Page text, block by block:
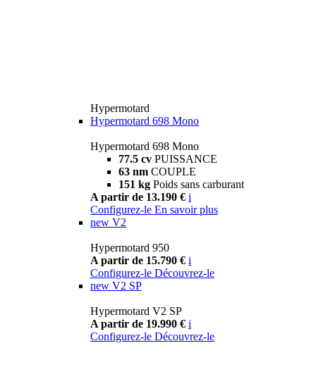
Hypermotard
Hypermotard 698 Mono
Hypermotard 698 Mono
77.5 cv PUISSANCE
63 nm COUPLE
151 kg Poids sans carburant
A partir de 13.190 € i
Configurez-le En savoir plus
new V2
Hypermotard 950
A partir de 15.790 € i
Configurez-le Découvrez-le
new V2 SP
Hypermotard V2 SP
A partir de 19.990 € i
Configurez-le Découvrez-le